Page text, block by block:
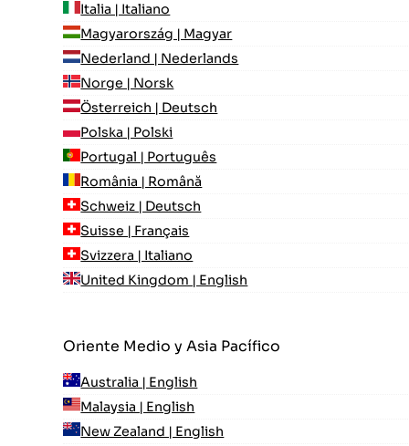
Italia | Italiano
Magyarország | Magyar
Nederland | Nederlands
Norge | Norsk
Österreich | Deutsch
Polska | Polski
Portugal | Português
România | Română
Schweiz | Deutsch
Suisse | Français
Svizzera | Italiano
United Kingdom | English
Oriente Medio y Asia Pacífico
Australia | English
Malaysia | English
New Zealand | English